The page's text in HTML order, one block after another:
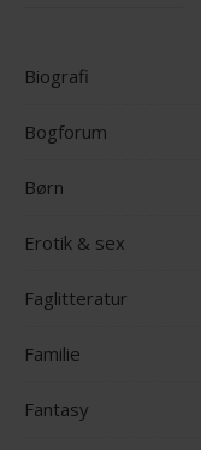
Biografi
Bogforum
Børn
Erotik & sex
Faglitteratur
Familie
Fantasy